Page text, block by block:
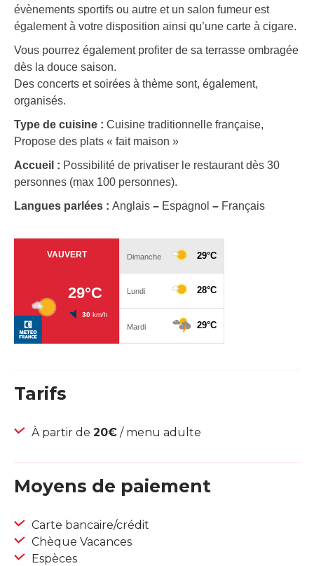
évènements sportifs ou autre et un salon fumeur est
également à votre disposition ainsi qu’une carte à cigare.
Vous pourrez également profiter de sa terrasse ombragée
dès la douce saison.
Des concerts et soirées à thème sont, également,
organisés.
Type de cuisine : Cuisine traditionnelle française,
Propose des plats « fait maison »
Accueil : Possibilité de privatiser le restaurant dès 30
personnes (max 100 personnes).
Langues parlées : Anglais – Espagnol – Français
Tarifs
À partir de 20€ / menu adulte
Moyens de paiement
Carte bancaire/crédit
Chèque Vacances
Espèces